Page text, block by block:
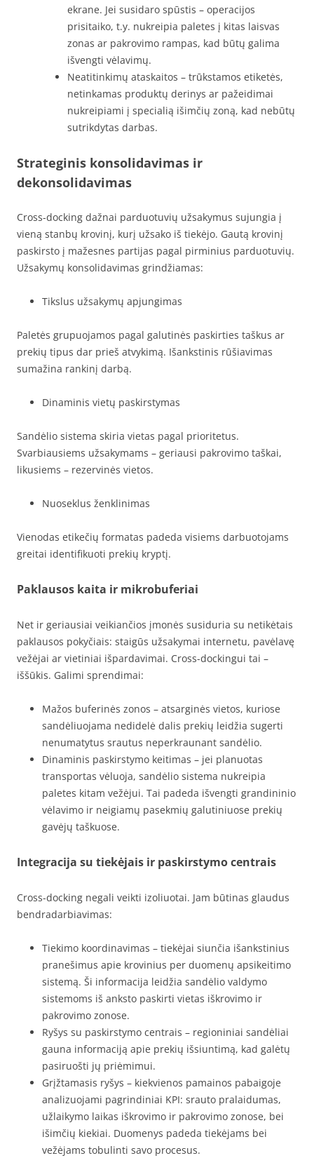
ekrane. Jei susidaro spūstis – operacijos
prisitaiko, t.y. nukreipia paletes į kitas laisvas
zonas ar pakrovimo rampas, kad būtų galima
išvengti vėlavimų.
Neatitinkimų ataskaitos – trūkstamos etiketės,
netinkamas produktų derinys ar pažeidimai
nukreipiami į specialią išimčių zoną, kad nebūtų
sutrikdytas darbas.
Strateginis konsolidavimas ir
dekonsolidavimas
Cross-docking dažnai parduotuvių užsakymus sujungia į
vieną stanbų krovinį, kurį užsako iš tiekėjo. Gautą krovinį
paskirsto į mažesnes partijas pagal pirminius parduotuvių.
Užsakymų konsolidavimas grindžiamas:
Tikslus užsakymų apjungimas
Paletės grupuojamos pagal galutinės paskirties taškus ar
prekių tipus dar prieš atvykimą. Išankstinis rūšiavimas
sumažina rankinį darbą.
Dinaminis vietų paskirstymas
Sandėlio sistema skiria vietas pagal prioritetus.
Svarbiausiems užsakymams – geriausi pakrovimo taškai,
likusiems – rezervinės vietos.
Nuoseklus ženklinimas
Vienodas etikečių formatas padeda visiems darbuotojams
greitai identifikuoti prekių kryptį.
Paklausos kaita ir mikrobuferiai
Net ir geriausiai veikiančios įmonės susiduria su netikėtais
paklausos pokyčiais: staigūs užsakymai internetu, pavėlavę
vežėjai ar vietiniai išpardavimai. Cross-dockingui tai –
iššūkis. Galimi sprendimai:
Mažos buferinės zonos – atsarginės vietos, kuriose
sandėliuojama nedidelė dalis prekių leidžia sugerti
nenumatytus srautus neperkraunant sandėlio.
Dinaminis paskirstymo keitimas – jei planuotas
transportas vėluoja, sandėlio sistema nukreipia
paletes kitam vežėjui. Tai padeda išvengti grandininio
vėlavimo ir neigiamų pasekmių galutiniuose prekių
gavėjų taškuose.
Integracija su tiekėjais ir paskirstymo centrais
Cross-docking negali veikti izoliuotai. Jam būtinas glaudus
bendradarbiavimas:
Tiekimo koordinavimas – tiekėjai siunčia išankstinius
pranešimus apie krovinius per duomenų apsikeitimo
sistemą. Ši informacija leidžia sandėlio valdymo
sistemoms iš anksto paskirti vietas iškrovimo ir
pakrovimo zonose.
Ryšys su paskirstymo centrais – regioniniai sandėliai
gauna informaciją apie prekių išsiuntimą, kad galėtų
pasiruošti jų priėmimui.
Grįžtamasis ryšys – kiekvienos pamainos pabaigoje
analizuojami pagrindiniai KPI: srauto pralaidumas,
užlaikymo laikas iškrovimo ir pakrovimo zonose, bei
išimčių kiekiai. Duomenys padeda tiekėjams bei
vežėjams tobulinti savo procesus.